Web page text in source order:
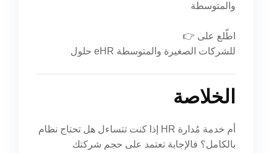
والمتوسطة
👉 اطّلع على
حلول eHR للشركات الصغيرة والمتوسطة
الخلاصة
إذا كنت تتساءل هل تحتاج نظام HR أم خدمة مُدارة
بالكامل؟ فالإجابة تعتمد على حجم شركتك